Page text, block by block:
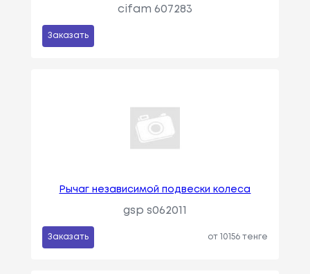
cifam 607283
Заказать
Рычаг независимой подвески колеса
gsp s062011
Заказать от 10156 тенге